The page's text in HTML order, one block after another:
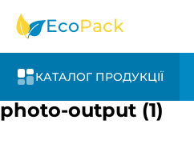
часом
EcoPack
КАТАЛОГ ПРОДУКЦІЇ
photo-output (1)